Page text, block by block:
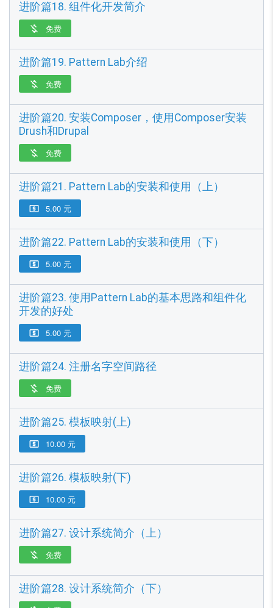
进阶篇18. 组件化开发简介
 免费
进阶篇19. Pattern Lab介绍
 免费
进阶篇20. 安装Composer，使用Composer安装
Drush和Drupal
 免费
进阶篇21. Pattern Lab的安装和使用（上）
 5.00 元
进阶篇22. Pattern Lab的安装和使用（下）
 5.00 元
进阶篇23. 使用Pattern Lab的基本思路和组件化
开发的好处
 5.00 元
进阶篇24. 注册名字空间路径
 免费
进阶篇25. 模板映射(上)
 10.00 元
进阶篇26. 模板映射(下)
 10.00 元
进阶篇27. 设计系统简介（上）
 免费
进阶篇28. 设计系统简介（下）